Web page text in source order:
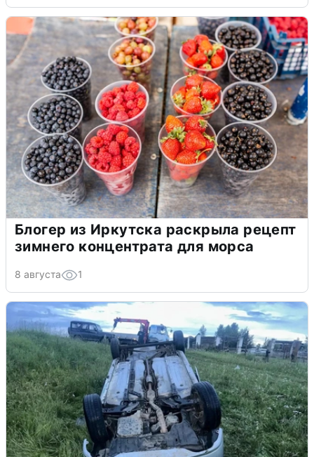
Блогер из Иркутска раскрыла рецепт
зимнего концентрата для морса
8 августа 1